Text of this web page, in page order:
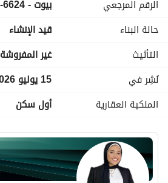
الرقم المرجعي
بيوت - 6624-FJW5Gd
حالة البناء
قيد الإنشاء
التأثيث
غير المفروشة
نُشِر في
15 يوليو 2026
الملكية العقارية
أول سكن